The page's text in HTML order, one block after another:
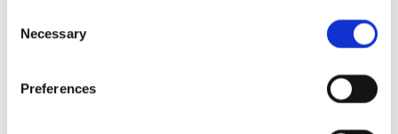
Selection
Necessary
Preferences
Euroflex hel & halvkulor /
Euroflex stepper/S & C-block